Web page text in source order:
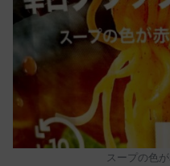
スープの色